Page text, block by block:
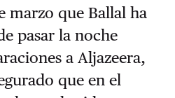
marzo que Ballal ha
pasar la noche
a Aljazeera,
que en el